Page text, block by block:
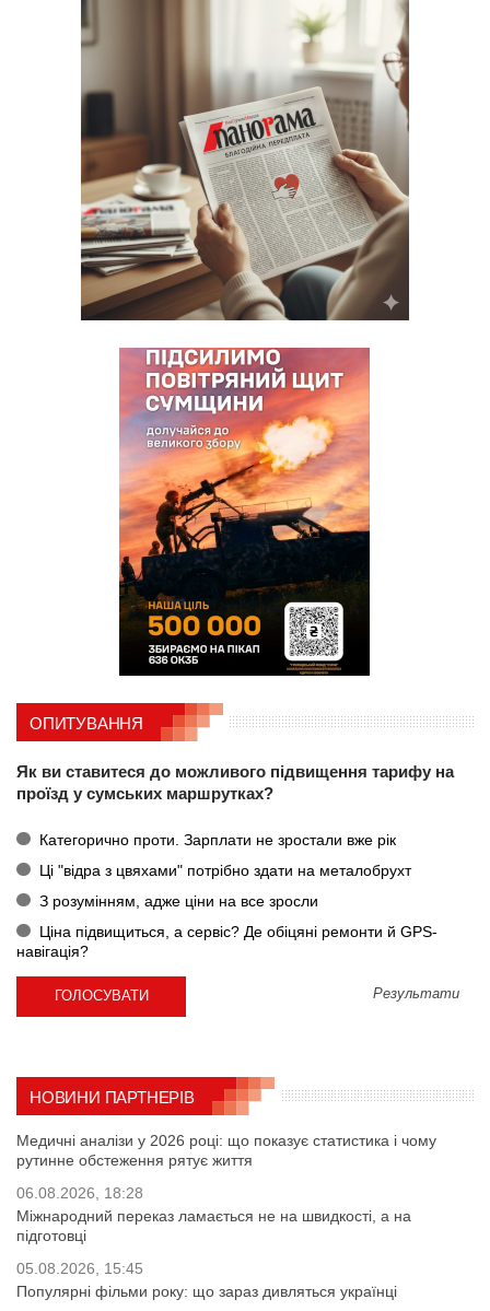
ОПИТУВАННЯ
Як ви ставитеся до можливого підвищення тарифу на
проїзд у сумських маршрутках?
Категорично проти. Зарплати не зростали вже рік
Ці "відра з цвяхами" потрібно здати на металобрухт
З розумінням, адже ціни на все зросли
Ціна підвищиться, а сервіс? Де обіцяні ремонти й GPS-
навігація?
Результати
НОВИНИ ПАРТНЕРІВ
Медичні аналізи у 2026 році: що показує статистика і чому
рутинне обстеження рятує життя
06.08.2026, 18:28
Міжнародний переказ ламається не на швидкості, а на
підготовці
05.08.2026, 15:45
Популярні фільми року: що зараз дивляться українці